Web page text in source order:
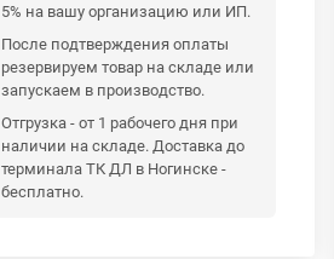
5% на вашу организацию или ИП.
После подтверждения оплаты
резервируем товар на складе или
запускаем в производство.
Отгрузка - от 1 рабочего дня при
наличии на складе. Доставка до
терминала ТК ДЛ в Ногинске -
бесплатно.